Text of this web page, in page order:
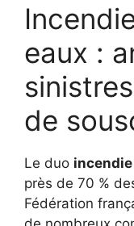
eaux :
de
Le duo incendie
près de 70 %
Fédération